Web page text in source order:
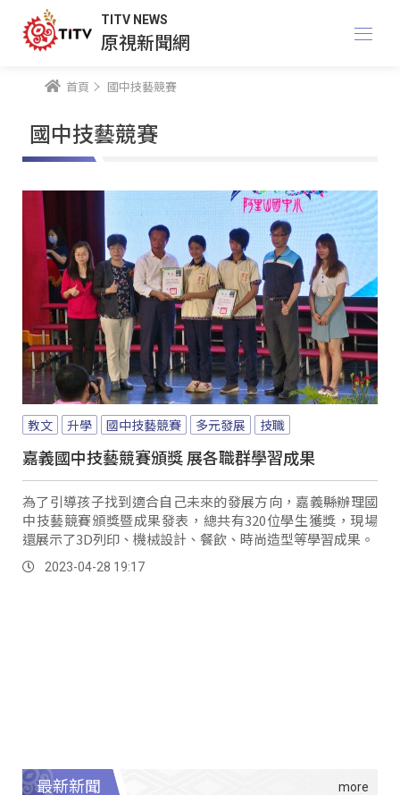
TITV NEWS
原視新聞網
首頁 國中技藝競賽
國中技藝競賽
教文 升學 國中技藝競賽 多元發展 技職
嘉義國中技藝競賽頒獎 展各職群學習成果
為了引導孩子找到適合自己未來的發展方向，嘉義縣辦理國
中技藝競賽頒獎暨成果發表，總共有320位學生獲獎，現場
還展示了3D列印、機械設計、餐飲、時尚造型等學習成果。
2023-04-28 19:17
最新新聞